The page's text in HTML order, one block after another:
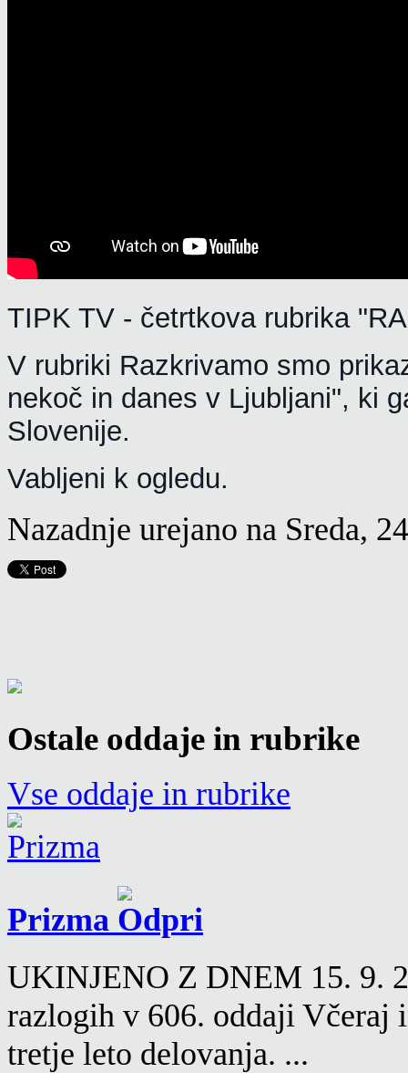
TIPK TV - četrtkova rubrika
V rubriki Razkrivamo smo
nekoč in danes v Ljubljani", ki
Slovenije.
Vabljeni k ogledu.
Nazadnje urejano na Sreda,
Ostale oddaje in rubrike
Vse oddaje in rubrike
Prizma
UKINJENO Z DNEM 15. 9.
razlogih v 606. oddaji Včeraj
tretje leto delovanja. ...